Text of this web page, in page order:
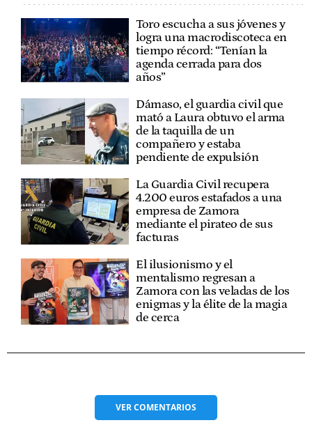
Toro escucha a sus jóvenes y
logra una macrodiscoteca en
tiempo récord: “Tenían la
agenda cerrada para dos
años”
Dámaso, el guardia civil que
mató a Laura obtuvo el arma
de la taquilla de un
compañero y estaba
pendiente de expulsión
La Guardia Civil recupera
4.200 euros estafados a una
empresa de Zamora
mediante el pirateo de sus
facturas
El ilusionismo y el
mentalismo regresan a
Zamora con las veladas de los
enigmas y la élite de la magia
de cerca
VERCOMENTARIOS